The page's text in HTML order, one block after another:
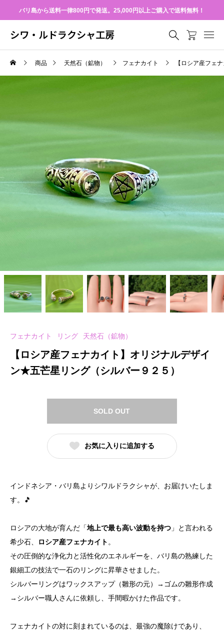
バリ島から送料一律800円で発送。25,000円以上ご購入で送料無料！
シワ・ルドラクシャ工房
商品 天然石（鉱物） フェナカイト 【ロシア産フェ
フェナカイト リング 天然石（鉱物）
【ロシア産フェナカイト】オリジナルデザイ
ン★五芒星リング（シルバー９２５）
SOLD OUT
お気に入りに追加する
インドネシア・バリ島よりシワルドラクシャが、お届けいたしま
す。🎵
ロシアの大地が育んだ「地上で最も高い波動を持つ 」と言われる
希少石、
ロシア産フェナカイト 。
その圧倒的な浄化力と活性化のエネルギーを、バリ島の熟練した
銀細工の技法で一石のリングに昇華させました。
シルバーリングはワックスアップ（雛形の元）→ゴムの雛形作成
→シルバー職人さんに依頼し、手間暇かけた作品です。
フェナカイトの対に刻まれているのは、最強の魔除けであり、